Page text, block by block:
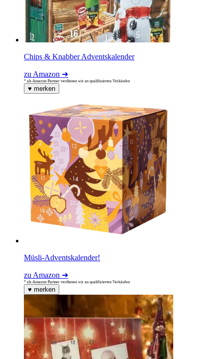
Chips & Knabber Adventskalender
zu Amazon ➜
* als Amazon-Partner verdienen wir an qualifizierten Verkäufen
♥ merken
Müsli-Adventskalender!
zu Amazon ➜
* als Amazon-Partner verdienen wir an qualifizierten Verkäufen
♥ merken